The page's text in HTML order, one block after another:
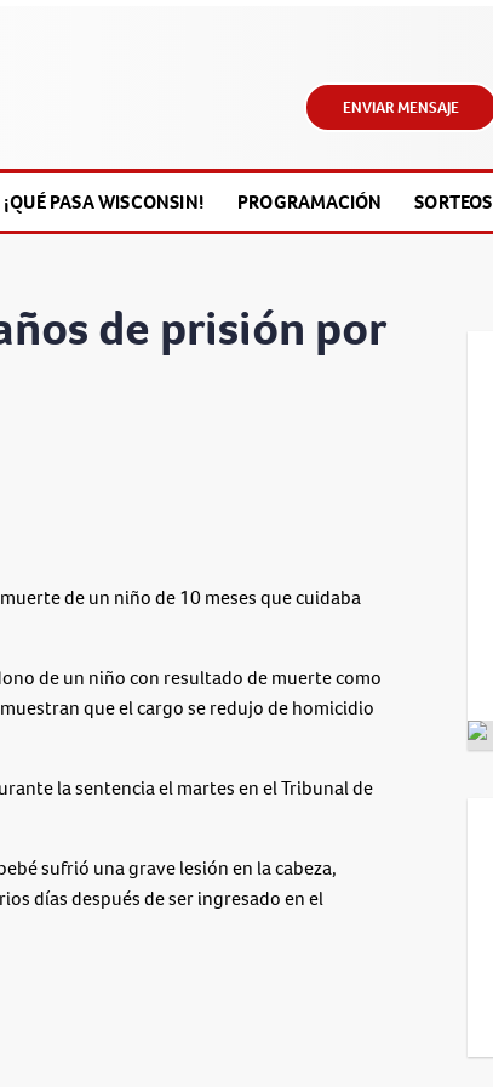
ENVIAR MENSAJE
¡QUÉ PASA WISCONSIN! PROGRAMACIÓN SORTEOS
de prisión por
de un niño de 10 meses que cuidaba
de un niño con resultado de muerte como
que el cargo se redujo de homicidio
la sentencia el martes en el Tribunal de
sufrió una grave lesión en la cabeza,
días después de ser ingresado en el